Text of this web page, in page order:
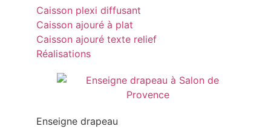
Caisson plexi diffusant
Caisson ajouré à plat
Caisson ajouré texte relief
Réalisations
Enseigne drapeau